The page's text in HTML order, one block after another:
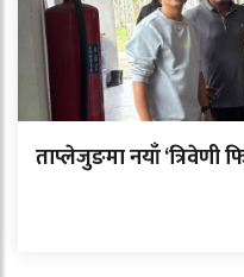
ताप्लेजुङमा नयाँ ‘त्रिवेणी